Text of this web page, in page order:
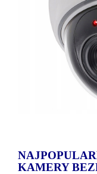
KAMERY